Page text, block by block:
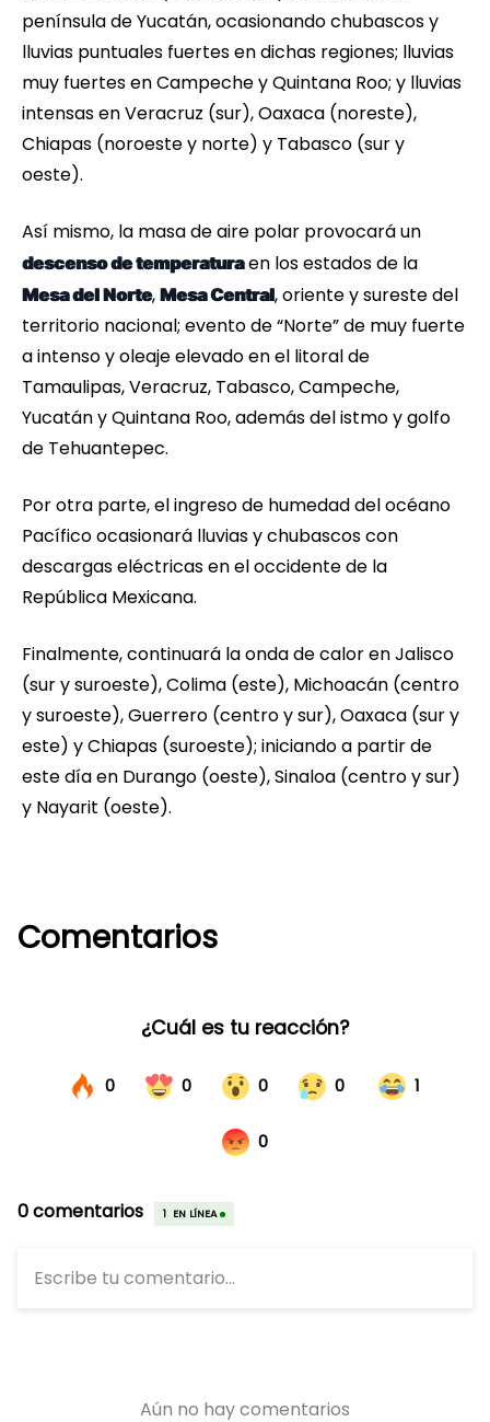
península de Yucatán, ocasionando chubascos y
lluvias puntuales fuertes en dichas regiones; lluvias
muy fuertes en Campeche y Quintana Roo; y lluvias
intensas en Veracruz (sur), Oaxaca (noreste),
Chiapas (noroeste y norte) y Tabasco (sur y
oeste).
Así mismo, la masa de aire polar provocará un
descenso de temperaturaen los estados de la
Mesa del Norte, Mesa Central, oriente y sureste del
territorio nacional; evento de “Norte” de muy fuerte
a intenso y oleaje elevado en el litoral de
Tamaulipas, Veracruz, Tabasco, Campeche,
Yucatán y Quintana Roo, además del istmo y golfo
de Tehuantepec.
Por otra parte, el ingreso de humedad del océano
Pacífico ocasionará lluvias y chubascos con
descargas eléctricas en el occidente de la
República Mexicana.
Finalmente, continuará la onda de calor en Jalisco
(sur y suroeste), Colima (este), Michoacán (centro
y suroeste), Guerrero (centro y sur), Oaxaca (sur y
este) y Chiapas (suroeste); iniciando a partir de
este día en Durango (oeste), Sinaloa (centro y sur)
y Nayarit (oeste).
Comentarios